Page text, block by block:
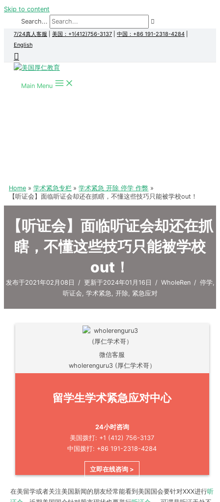
Skip to content
Search...
7/24真人客服 美国：+1(412)756-3137 中国：+86 191-2318-4284
English
Main Menu
Home 学术紧急专栏
学术紧急 开除 停学 作弊
【听证会】面临听证会却还在抓瞎，不懂这些技巧只能被学校out！
【听证会】面临听证会却还在抓
瞎，不懂这些技巧只能被学校
out！
发布于2021年02月08日 / 更新于2024年01月16日 / WholeRen / 停学,
听证会, 学术紧急, 开除, 紧急应对
微信客服
wholerenguru3 (厚仁学术哥）
留学生学术紧急应对中心
24小时咨询
美国拨打: +1 (412) 756-3137
中国拨打: +86 191-2318-4284
立即在线咨询 >
在美留学或者关注美国新闻的朋友经常能看到美国国会要针对XXX进行听